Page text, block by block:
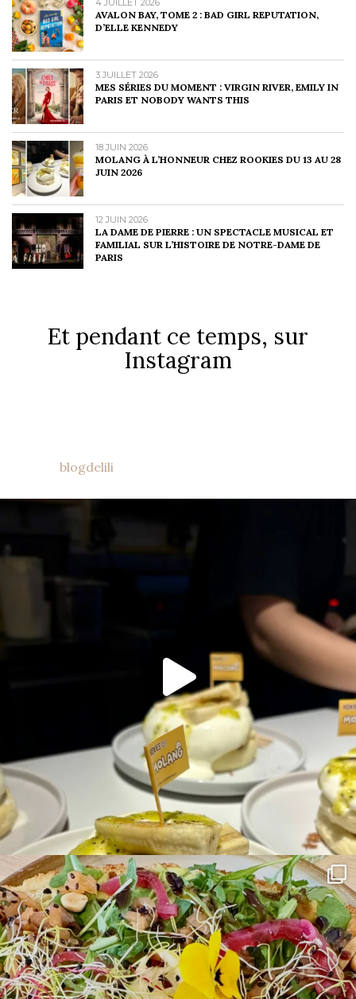
4 JUILLET 2026
AVALON BAY, TOME 2 : BAD GIRL REPUTATION,
D’ELLE KENNEDY
3 JUILLET 2026
MES SÉRIES DU MOMENT : VIRGIN RIVER, EMILY IN
PARIS ET NOBODY WANTS THIS
18 JUIN 2026
MOLANG À L’HONNEUR CHEZ ROOKIES DU 13 AU 28
JUIN 2026
12 JUIN 2026
LA DAME DE PIERRE : UN SPECTACLE MUSICAL ET
FAMILIAL SUR L’HISTOIRE DE NOTRE-DAME DE
PARIS
Et pendant ce temps, sur
Instagram
blogdelili